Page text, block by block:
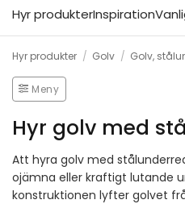
Hyr produkterInspiration
Hyr produkter / Golv / Golv,
Meny
Hyr golv med
Att hyra golv med
ojämna eller kraftigt lutande
konstruktionen lyfter golvet